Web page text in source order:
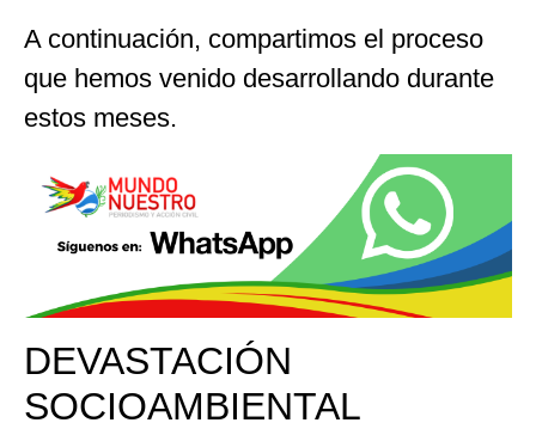
A continuación, compartimos el proceso
que hemos venido desarrollando durante
estos meses.
DEVASTACIÓN
SOCIOAMBIENTAL